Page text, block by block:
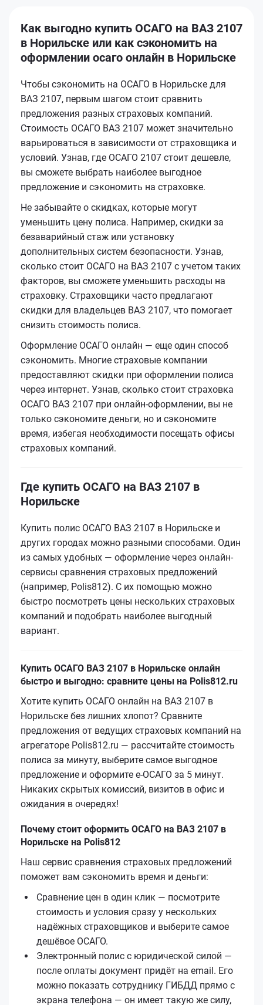
Как выгодно купить ОСАГО на ВАЗ 2107
в Норильске или как сэкономить на
оформлении осаго онлайн в Норильске
Чтобы сэкономить на ОСАГО в Норильске для
ВАЗ 2107, первым шагом стоит сравнить
предложения разных страховых компаний.
Стоимость ОСАГО ВАЗ 2107 может значительно
варьироваться в зависимости от страховщика и
условий. Узнав, где ОСАГО 2107 стоит дешевле,
вы сможете выбрать наиболее выгодное
предложение и сэкономить на страховке.
Не забывайте о скидках, которые могут
уменьшить цену полиса. Например, скидки за
безаварийный стаж или установку
дополнительных систем безопасности. Узнав,
сколько стоит ОСАГО на ВАЗ 2107 с учетом таких
факторов, вы сможете уменьшить расходы на
страховку. Страховщики часто предлагают
скидки для владельцев ВАЗ 2107, что помогает
снизить стоимость полиса.
Оформление ОСАГО онлайн — еще один способ
сэкономить. Многие страховые компании
предоставляют скидки при оформлении полиса
через интернет. Узнав, сколько стоит страховка
ОСАГО ВАЗ 2107 при онлайн-оформлении, вы не
только сэкономите деньги, но и сэкономите
время, избегая необходимости посещать офисы
страховых компаний.
Где купить ОСАГО на ВАЗ 2107 в
Норильске
Купить полис ОСАГО ВАЗ 2107 в Норильске и
других городах можно разными способами. Один
из самых удобных — оформление через онлайн-
сервисы сравнения страховых предложений
(например, Polis812). С их помощью можно
быстро посмотреть цены нескольких страховых
компаний и подобрать наиболее выгодный
вариант.
Купить ОСАГО ВАЗ 2107 в Норильске онлайн
быстро и выгодно: сравните цены на Polis812.ru
Хотите купить ОСАГО онлайн на ВАЗ 2107 в
Норильске без лишних хлопот? Сравните
предложения от ведущих страховых компаний на
агрегаторе Polis812.ru — рассчитайте стоимость
полиса за минуту, выберите самое выгодное
предложение и оформите е‑ОСАГО за 5 минут.
Никаких скрытых комиссий, визитов в офис и
ожидания в очередях!
Почему стоит оформить ОСАГО на ВАЗ 2107 в
Норильске на Polis812
Наш сервис сравнения страховых предложений
поможет вам сэкономить время и деньги:
Сравнение цен в один клик — посмотрите
стоимость и условия сразу у нескольких
надёжных страховщиков и выберите самое
дешёвое ОСАГО.
Электронный полис с юридической силой —
после оплаты документ придёт на email. Его
можно показать сотруднику ГИБДД прямо с
экрана телефона — он имеет такую же силу,